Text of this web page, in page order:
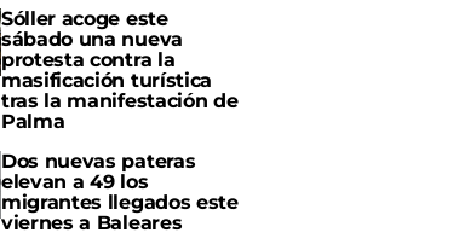
Sóller acoge este
sábado una nueva
protesta contra la
masificación turística
tras la manifestación de
Palma
Dos nuevas pateras
elevan a 49 los
migrantes llegados este
viernes a Baleares